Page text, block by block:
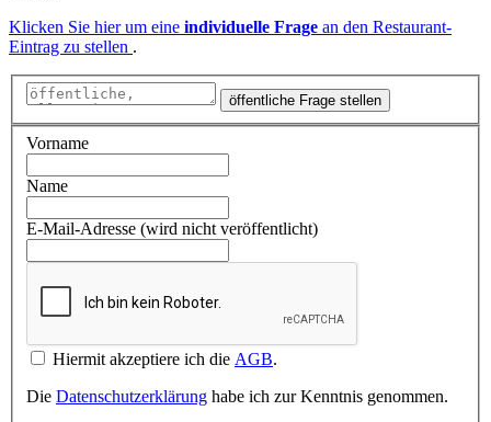
Klicken Sie hier um eine individuelle Frage an den Restaurant-
Eintrag zu stellen .
öffentliche Frage stellen
Vorname
Name
E-Mail-Adresse (wird nicht veröffentlicht)
Hiermit akzeptiere ich die AGB.
Die Datenschutzerklärung habe ich zur Kenntnis genommen.